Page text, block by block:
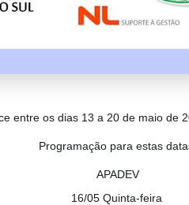
entre os dias 13 a 20 de maio de
Programação para estas
APADEV
16/05 Quinta-feira